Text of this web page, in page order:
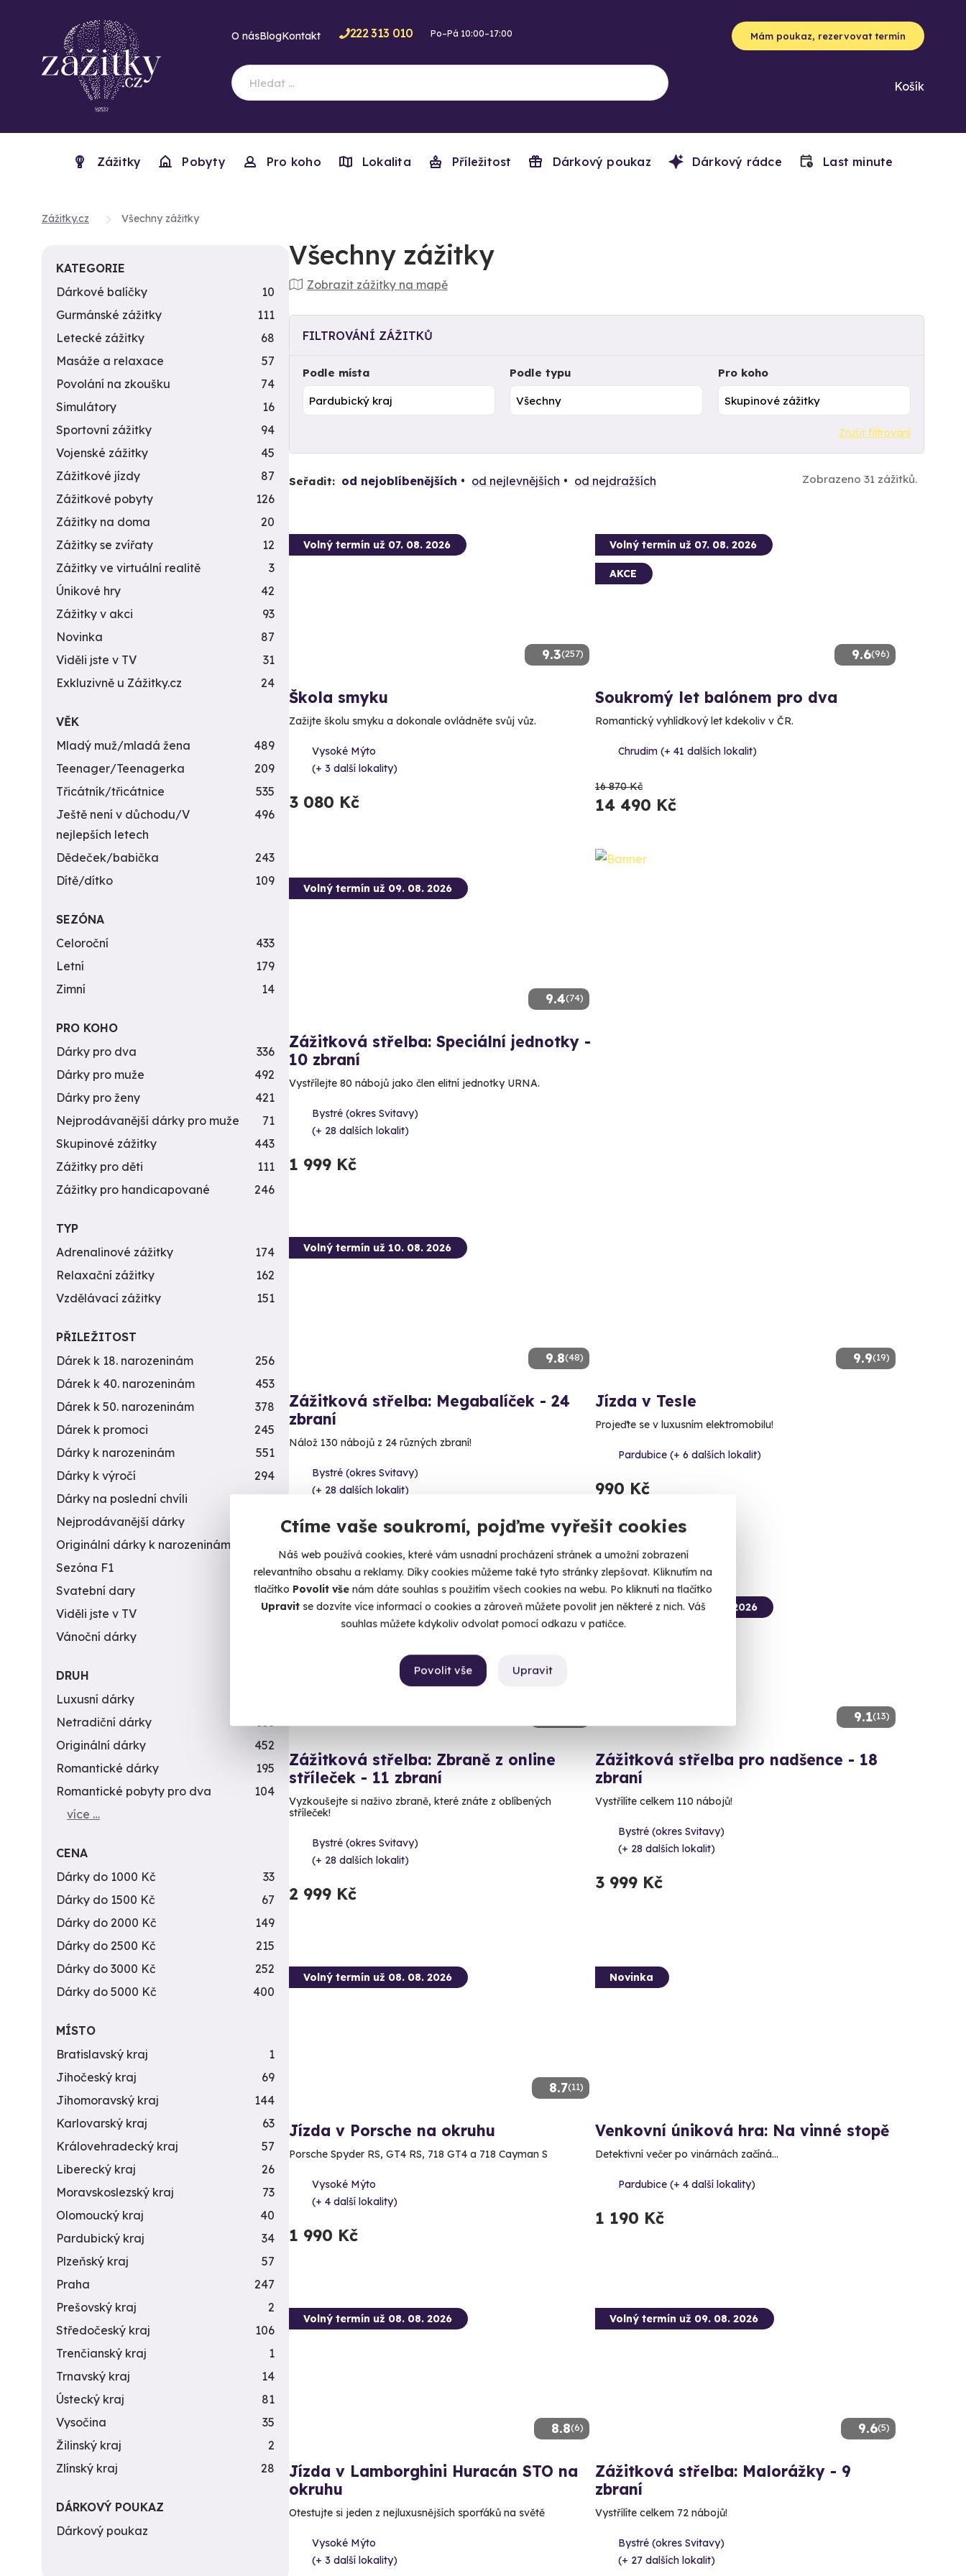
Ctíme vaše soukromí, pojďme vyřešit cookies
Náš web používá cookies, které vám usnadní procházení stránek a umožní zobrazení
relevantního obsahu a reklamy. Díky cookies můžeme také tyto stránky zlepšovat. Kliknutím na
tlačítko Povolit vše nám dáte souhlas s použitím všech cookies na webu. Po kliknutí na tlačítko
Upravitse dozvíte více informací o cookies a zároveň můžete povolit jen některé z nich. Váš
souhlas můžete kdykoliv odvolat pomocí odkazu v patičce.
Upravit
Povolit vše
O násBlogKontakt 222 313 010 Po–Pá 10:00–17:00 Mám poukaz, rezervovat termín
Košík
Zážitky Pobyty Pro koho Lokalita Příležitost Dárkový poukaz Dárkový rádce Last minute
Zážitky.cz Všechny zážitky
Všechny zážitky
Zobrazit zážitky na mapě
FILTROVÁNÍ ZÁŽITKŮ
Podle místa Podle typu Pro koho
Zrušit filtrování
Seřadit: od nejoblíbenějších od nejlevnějších od nejdražších Zobrazeno 31 zážitků.
9.3(257)
Volný termín už 07. 08. 2026
Škola smyku
Zažijte školu smyku a dokonale ovládněte svůj vůz.
Vysoké Mýto
(+ 3 další lokality)
3 080 Kč
9.6(96)
Volný termín už 07. 08. 2026
AKCE
Soukromý let balónem pro dva
Romantický vyhlídkový let kdekoliv v ČR.
Chrudim (+ 41 dalších lokalit)
16 870 Kč
14 490 Kč
9.4(74)
Volný termín už 09. 08. 2026
Zážitková střelba: Speciální jednotky -
10 zbraní
Vystřílejte 80 nábojů jako člen elitní jednotky URNA.
Bystré (okres Svitavy)
(+ 28 dalších lokalit)
1 999 Kč
9.8(48)
Volný termín už 10. 08. 2026
Zážitková střelba: Megabalíček - 24
zbraní
Nálož 130 nábojů z 24 různých zbraní!
Bystré (okres Svitavy)
(+ 28 dalších lokalit)
4 999 Kč
9.9(19)
Jízda v Tesle
Projeďte se v luxusním elektromobilu!
Pardubice (+ 6 dalších lokalit)
990 Kč
Volný termín už 10. 08. 2026
Zážitková střelba: Zbraně z online
stříleček - 11 zbraní
Vyzkoušejte si naživo zbraně, které znáte z oblíbených
stříleček!
Bystré (okres Svitavy)
(+ 28 dalších lokalit)
2 999 Kč
9.1(13)
Volný termín už 10. 08. 2026
Zážitková střelba pro nadšence - 18
zbraní
Vystřílíte celkem 110 nábojů!
Bystré (okres Svitavy)
(+ 28 dalších lokalit)
3 999 Kč
8.7(11)
Volný termín už 08. 08. 2026
Jízda v Porsche na okruhu
Porsche Spyder RS, GT4 RS, 718 GT4 a 718 Cayman S
Vysoké Mýto
(+ 4 další lokality)
1 990 Kč
Novinka
Venkovní úniková hra: Na vinné stopě
Detektivní večer po vinárnách začíná…
Pardubice (+ 4 další lokality)
1 190 Kč
8.8(6)
Volný termín už 08. 08. 2026
Jízda v Lamborghini Huracán STO na
okruhu
Otestujte si jeden z nejluxusnějších sporťáků na světě
Vysoké Mýto
(+ 3 další lokality)
9.6(5)
Volný termín už 09. 08. 2026
Zážitková střelba: Malorážky - 9
zbraní
Vystřílíte celkem 72 nábojů!
Bystré (okres Svitavy)
(+ 27 dalších lokalit)
KATEGORIE
Dárkové balíčky
10
Gurmánské zážitky
111
Letecké zážitky
68
Masáže a relaxace
57
Povolání na zkoušku
74
Simulátory
16
Sportovní zážitky
94
Vojenské zážitky
45
Zážitkové jízdy
87
Zážitkové pobyty
126
Zážitky na doma
20
Zážitky se zvířaty
12
Zážitky ve virtuální realitě
3
Únikové hry
42
Zážitky v akci
93
Novinka
87
Viděli jste v TV
31
Exkluzivně u Zážitky.cz
24
VĚK
Mladý muž/mladá žena
489
Teenager/Teenagerka
209
Třicátník/třicátnice
535
Ještě není v důchodu/V
nejlepších letech
496
Dědeček/babička
243
Dítě/dítko
109
SEZÓNA
Celoroční
433
Letní
179
Zimní
14
PRO KOHO
Dárky pro dva
336
Dárky pro muže
492
Dárky pro ženy
421
Nejprodávanější dárky pro muže
71
Skupinové zážitky
443
Zážitky pro děti
111
Zážitky pro handicapované
246
TYP
Adrenalinové zážitky
174
Relaxační zážitky
162
Vzdělávací zážitky
151
PŘILEŽITOST
Dárek k 18. narozeninám
256
Dárek k 40. narozeninám
453
Dárek k 50. narozeninám
378
Dárek k promoci
245
Dárky k narozeninám
551
Dárky k výročí
294
Dárky na poslední chvíli
450
Nejprodávanější dárky
Originální dárky k narozeninám
Sezóna F1
4
Svatební dary
196
Viděli jste v TV
31
Vánoční dárky
DRUH
Luxusní dárky
Netradiční dárky
353
Originální dárky
452
Romantické dárky
195
Romantické pobyty pro dva
104
více …
CENA
Dárky do 1000 Kč
33
Dárky do 1500 Kč
67
Dárky do 2000 Kč
149
Dárky do 2500 Kč
215
Dárky do 3000 Kč
252
Dárky do 5000 Kč
400
MÍSTO
Bratislavský kraj
1
Jihočeský kraj
69
Jihomoravský kraj
144
Karlovarský kraj
63
Královehradecký kraj
57
Liberecký kraj
26
Moravskoslezský kraj
73
Olomoucký kraj
40
Pardubický kraj
34
Plzeňský kraj
57
Praha
247
Prešovský kraj
2
Středočeský kraj
106
Trenčianský kraj
1
Trnavský kraj
14
Ústecký kraj
81
Vysočina
35
Žilinský kraj
2
Zlínský kraj
28
DÁRKOVÝ POUKAZ
Dárkový poukaz